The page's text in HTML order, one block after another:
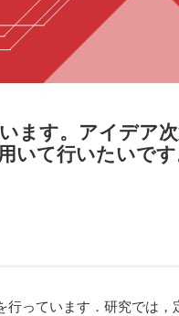
ます。アイデア
いて行いたいです
っています．研究では